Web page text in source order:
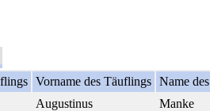
Vorname des Täuflings Name
Augustinus Manke